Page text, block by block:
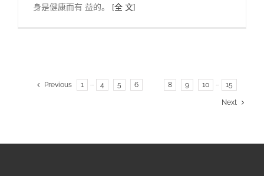
身是健康而有 益的。 [全 文]
Previous 1 ··· 4 5 6 8 9 10 ··· 15
Next